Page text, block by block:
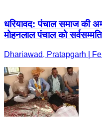
धरियावद: पंचाल समाज की
मोहनलाल पंचाल को
Dhariawad, Pratapgarh |